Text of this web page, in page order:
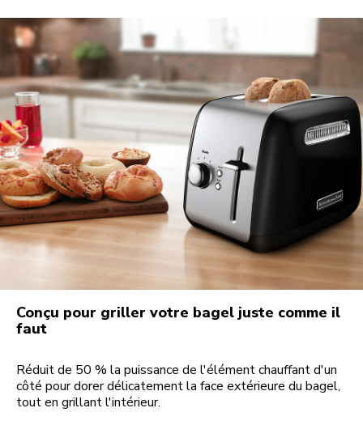
Conçu pour griller votre bagel juste comme il
faut
Réduit de 50 % la puissance de l'élément chauffant d'un
côté pour dorer délicatement la face extérieure du bagel,
tout en grillant l'intérieur.